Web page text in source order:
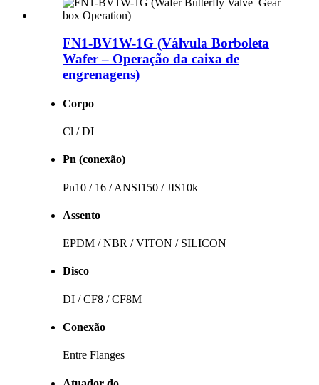
FN1-BV1W-1G (Válvula Borboleta
Wafer – Operação da caixa de
engrenagens)
Corpo
Cl / DI
Pn (conexão)
Pn10 / 16 / ANSI150 / JIS10k
Assento
EPDM / NBR / VITON / SILICON
Disco
DI / CF8 / CF8M
Conexão
Entre Flanges